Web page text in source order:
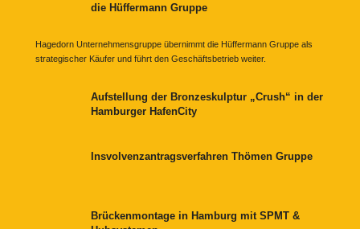
die Hüffermann Gruppe
Hagedorn Unternehmensgruppe übernimmt die Hüffermann Gruppe als
strategischer Käufer und führt den Geschäftsbetrieb weiter.
Aufstellung der Bronzeskulptur „Crush“ in der
Hamburger HafenCity
Insvolvenzantragsverfahren Thömen Gruppe
Brückenmontage in Hamburg mit SPMT &